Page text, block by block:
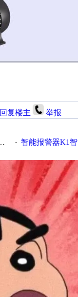
回复楼主 举报
· 智能报警器K1智能